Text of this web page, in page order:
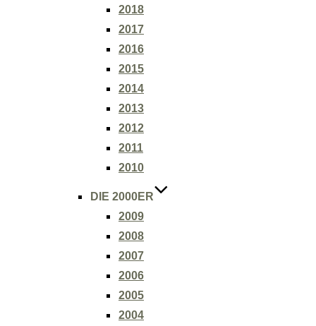
2018
2017
2016
2015
2014
2013
2012
2011
2010
DIE 2000ER
2009
2008
2007
2006
2005
2004